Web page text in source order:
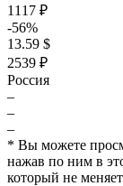
1117 ₽
-56%
13.59 $
2539 ₽
Россия
–
–
–
* Вы можете
нажав по ним в
который не